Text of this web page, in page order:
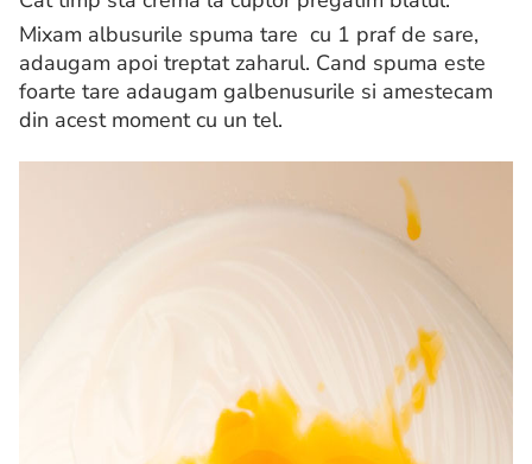
Mixam albusurile spuma tare cu 1 praf de sare,
adaugam apoi treptat zaharul. Cand spuma este
foarte tare adaugam galbenusurile si amestecam
din acest moment cu un tel.